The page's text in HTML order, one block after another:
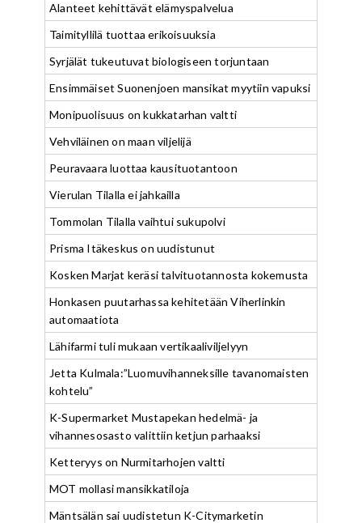
Alanteet kehittävät elämyspalvelua
Taimityllilä tuottaa erikoisuuksia
Syrjälät tukeutuvat biologiseen torjuntaan
Ensimmäiset Suonenjoen mansikat myytiin vapuksi
Monipuolisuus on kukkatarhan valtti
Vehviläinen on maan viljelijä
Peuravaara luottaa kausituotantoon
Vierulan Tilalla ei jahkailla
Tommolan Tilalla vaihtui sukupolvi
Prisma Itäkeskus on uudistunut
Kosken Marjat keräsi talvituotannosta kokemusta
Honkasen puutarhassa kehitetään Viherlinkin
automaatiota
Lähifarmi tuli mukaan vertikaaliviljelyyn
Jetta Kulmala:”Luomuvihanneksille tavanomaisten
kohtelu”
K-Supermarket Mustapekan hedelmä- ja
vihannesosasto valittiin ketjun parhaaksi
Ketteryys on Nurmitarhojen valtti
MOT mollasi mansikkatiloja
Mäntsälän sai uudistetun K-Citymarketin